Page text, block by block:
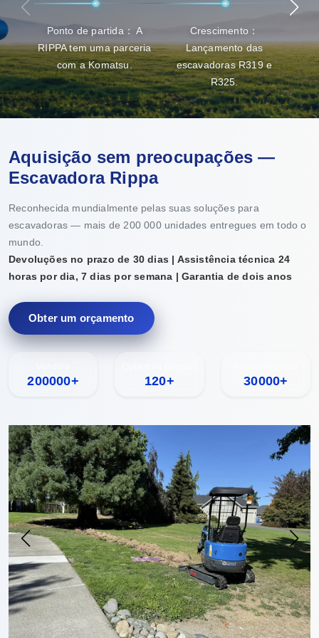
Ponto de partida： A
RIPPA tem uma parceria
com a Komatsu.
Crescimento：
Lançamento das
escavadoras R319 e
R325.
Aquisição sem preocupações —
Escavadora Rippa
Reconhecida mundialmente pelas suas soluções para
escavadoras — mais de 200 000 unidades entregues em todo o
mundo.
Devoluções no prazo de 30 dias | Assistência técnica 24
horas por dia, 7 dias por semana | Garantia de dois anos
Obter um orçamento
200000+ 120+ 30000+